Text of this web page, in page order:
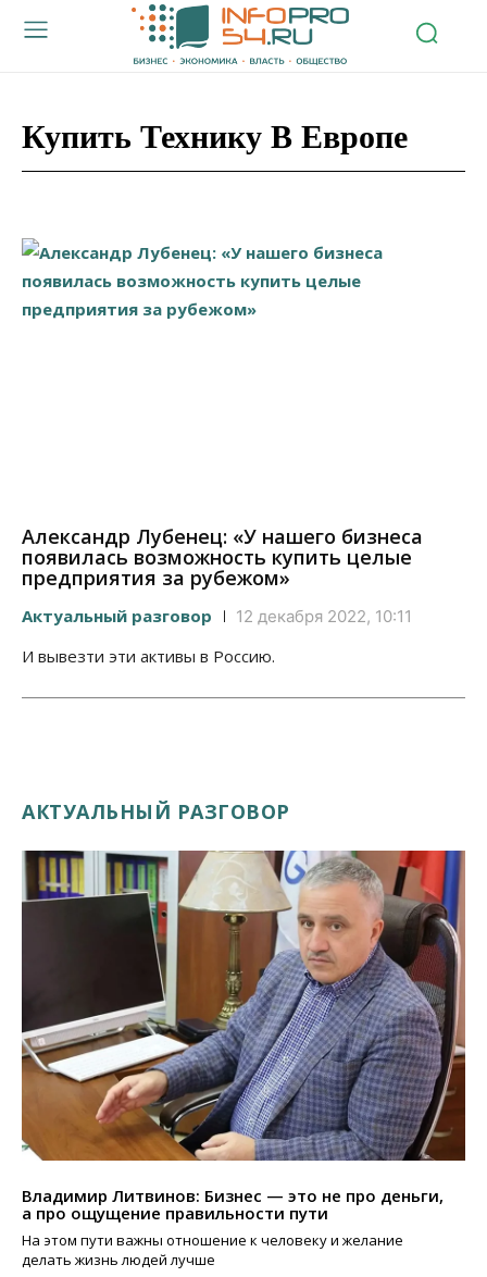
Купить Технику В Европе
Александр Лубенец: «У нашего бизнеса
появилась возможность купить целые
предприятия за рубежом»
Актуальный разговор 12 декабря 2022, 10:11
И вывезти эти активы в Россию.
АКТУАЛЬНЫЙ РАЗГОВОР
Владимир Литвинов: Бизнес — это не про деньги,
а про ощущение правильности пути
На этом пути важны отношение к человеку и желание
делать жизнь людей лучше